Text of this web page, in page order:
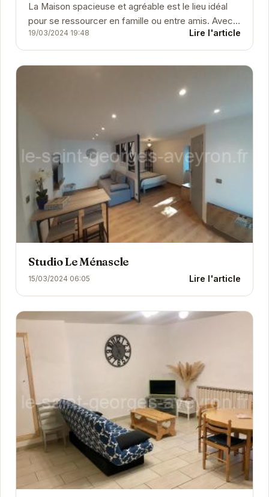
La Maison spacieuse et agréable est le lieu idéal
pour se ressourcer en famille ou entre amis. Avec
son ambiance chaleureuse et ses équipements...
19/03/2024 19:48 Lire l'article
Studio Le Ménascle
15/03/2024 06:05 Lire l'article